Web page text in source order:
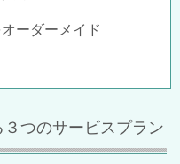
ーダーメイド
つのサービスプラン